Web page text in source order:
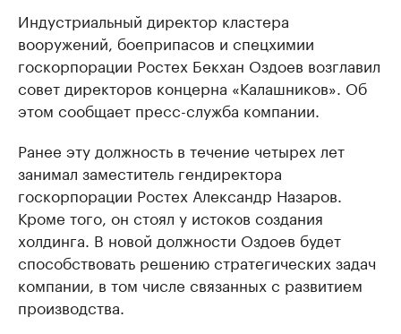
Индустриальный директор кластера
вооружений, боеприпасов и спецхимии
госкорпорации Ростех Бекхан Оздоев возглавил
совет директоров концерна «Калашников». Об
этом сообщает пресс-служба компании.
Ранее эту должность в течение четырех лет
занимал заместитель гендиректора
госкорпорации Ростех Александр Назаров.
Кроме того, он стоял у истоков создания
холдинга. В новой должности Оздоев будет
способствовать решению стратегических задач
компании, в том числе связанных с развитием
производства.